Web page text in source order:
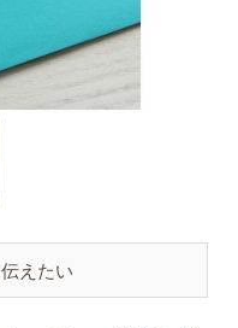
えたい